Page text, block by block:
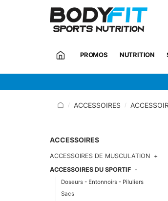
Panneau de gestion des cookies
PROMOS NUTRITION
/ ACCESSOIRES /
ACCESSOIRES
ACCESSOIRES DE MUSCULATION
ACCESSOIRES DU SPORTIF
Doseurs - Entonnoirs - Piluliers
Sacs